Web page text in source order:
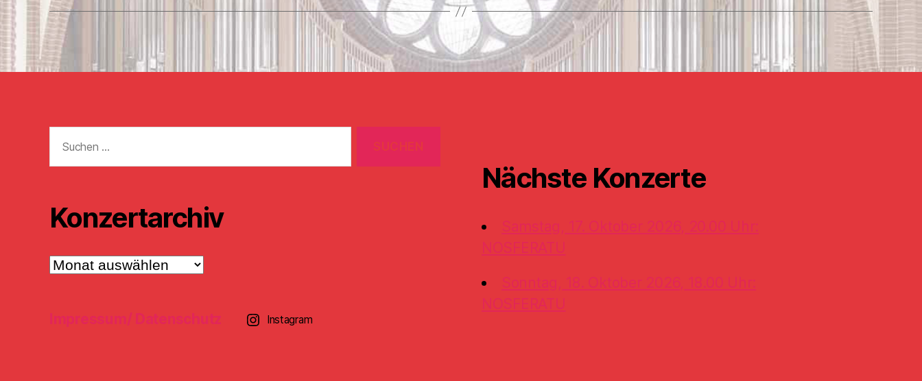
nach:
Konzertarchiv
Konzertarchiv
Impressum/ Datenschutz Instagram
Nächste Konzerte
Samstag, 17. Oktober 2026, 20.00 Uhr:
NOSFERATU
Sonntag, 18. Oktober 2026, 18.00 Uhr:
NOSFERATU